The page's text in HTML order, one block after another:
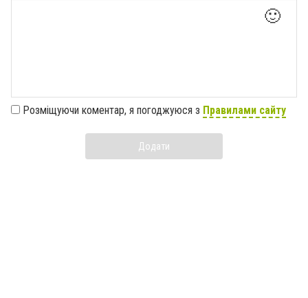
🙂
Розміщуючи коментар, я погоджуюся з Правилами сайту
Додати